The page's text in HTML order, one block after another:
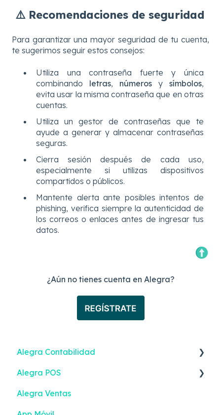
⚠️ Recomendaciones de seguridad
Para garantizar una mayor seguridad de tu cuenta,
te sugerimos seguir estos consejos:
Utiliza una contraseña fuerte y única
combinando letras, númerosy símbolos,
evita usar la misma contraseña que en otras
cuentas.
Utiliza un gestor de contraseñas que te
ayude a generar y almacenar contraseñas
seguras.
Cierra sesión después de cada uso,
especialmente si utilizas dispositivos
compartidos o públicos.
Mantente alerta ante posibles intentos de
phishing, verifica siempre la autenticidad de
los correos o enlaces antes de ingresar tus
datos.
¿Aún no tienes cuenta en Alegra?
Alegra Contabilidad
Ingresos
Gastos
Alegra POS
Vender
Alegra Ventas